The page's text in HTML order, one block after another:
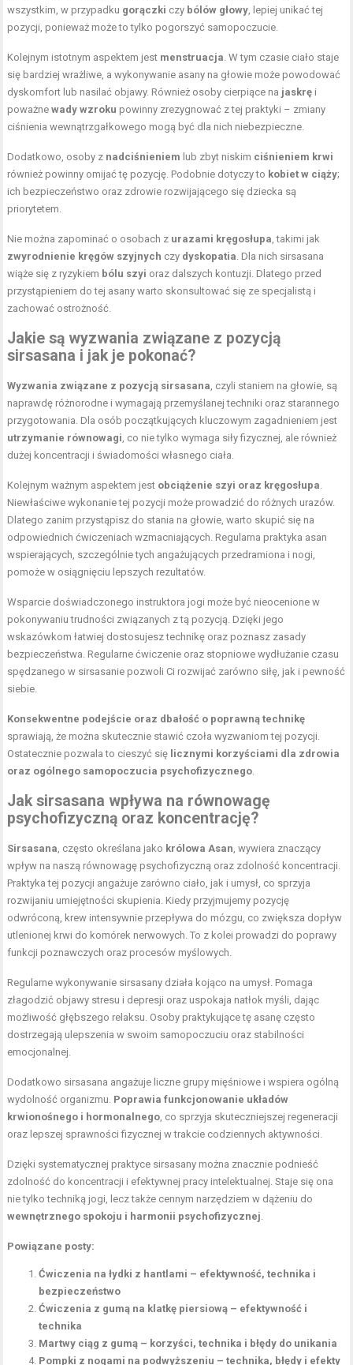
wszystkim, w przypadku gorączki czy bólów głowy, lepiej unikać tej
pozycji, ponieważ może to tylko pogorszyć samopoczucie.
Kolejnym istotnym aspektem jest menstruacja. W tym czasie ciało staje
się bardziej wrażliwe, a wykonywanie asany na głowie może powodować
dyskomfort lub nasilać objawy. Również osoby cierpiące na jaskrę i
poważnewady wzroku powinny zrezygnować z tej praktyki – zmiany
ciśnienia wewnątrzgałkowego mogą być dla nich niebezpieczne.
Dodatkowo, osoby z nadciśnieniem lub zbyt niskim ciśnieniem krwi
również powinny omijać tę pozycję. Podobnie dotyczy to kobiet w ciąży;
ich bezpieczeństwo oraz zdrowie rozwijającego się dziecka są
priorytetem.
Nie można zapominać o osobach z urazami kręgosłupa, takimi jak
zwyrodnienie kręgów szyjnych czy dyskopatia. Dla nich sirsasana
wiąże się z ryzykiem bólu szyi oraz dalszych kontuzji. Dlatego przed
przystąpieniem do tej asany warto skonsultować się ze specjalistą i
zachować ostrożność.
Jakie są wyzwania związane z pozycją
sirsasana i jak je pokonać?
Wyzwania związane z pozycją sirsasana, czyli staniem na głowie, są
naprawdę różnorodne i wymagają przemyślanej techniki oraz starannego
przygotowania. Dla osób początkujących kluczowym zagadnieniem jest
utrzymanie równowagi, co nie tylko wymaga siły fizycznej, ale również
dużej koncentracji i świadomości własnego ciała.
Kolejnym ważnym aspektem jest obciążenie szyi oraz kręgosłupa.
Niewłaściwe wykonanie tej pozycji może prowadzić do różnych urazów.
Dlatego zanim przystąpisz do stania na głowie, warto skupić się na
odpowiednich ćwiczeniach wzmacniających. Regularna praktyka asan
wspierających, szczególnie tych angażujących przedramiona i nogi,
pomoże w osiągnięciu lepszych rezultatów.
Wsparcie doświadczonego instruktora jogi może być nieocenione w
pokonywaniu trudności związanych z tą pozycją. Dzięki jego
wskazówkom łatwiej dostosujesz technikę oraz poznasz zasady
bezpieczeństwa. Regularne ćwiczenie oraz stopniowe wydłużanie czasu
spędzanego w sirsasanie pozwoli Ci rozwijać zarówno siłę, jak i pewność
siebie.
Konsekwentne podejście oraz dbałość o poprawną technikę
sprawiają, że można skutecznie stawić czoła wyzwaniom tej pozycji.
Ostatecznie pozwala to cieszyć się licznymi korzyściami dla zdrowia
oraz ogólnego samopoczucia psychofizycznego.
Jak sirsasana wpływa na równowagę
psychofizyczną oraz koncentrację?
Sirsasana, często określana jako królowa Asan, wywiera znaczący
wpływ na naszą równowagę psychofizyczną oraz zdolność koncentracji.
Praktyka tej pozycji angażuje zarówno ciało, jak i umysł, co sprzyja
rozwijaniu umiejętności skupienia. Kiedy przyjmujemy pozycję
odwróconą, krew intensywnie przepływa do mózgu, co zwiększa dopływ
utlenionej krwi do komórek nerwowych. To z kolei prowadzi do poprawy
funkcji poznawczych oraz procesów myślowych.
Regularne wykonywanie sirsasany działa kojąco na umysł. Pomaga
złagodzić objawy stresu i depresji oraz uspokaja natłok myśli, dając
możliwość głębszego relaksu. Osoby praktykujące tę asanę często
dostrzegają ulepszenia w swoim samopoczuciu oraz stabilności
emocjonalnej.
Dodatkowo sirsasana angażuje liczne grupy mięśniowe i wspiera ogólną
wydolność organizmu. Poprawia funkcjonowanie układów
krwionośnego i hormonalnego, co sprzyja skuteczniejszej regeneracji
oraz lepszej sprawności fizycznej w trakcie codziennych aktywności.
Dzięki systematycznej praktyce sirsasany można znacznie podnieść
zdolność do koncentracji i efektywnej pracy intelektualnej. Staje się ona
nie tylko techniką jogi, lecz także cennym narzędziem w dążeniu do
wewnętrznego spokoju i harmonii psychofizycznej.
Powiązane posty:
Ćwiczenia na łydki z hantlami – efektywność, technika i
bezpieczeństwo
Ćwiczenia z gumą na klatkę piersiową – efektywność i
technika
Martwy ciąg z gumą – korzyści, technika i błędy do unikania
Pompki z nogami na podwyższeniu – technika, błędy i efekty